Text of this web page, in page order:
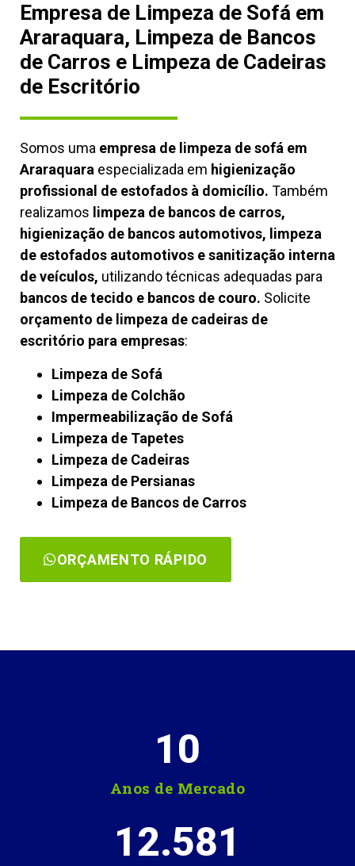
Empresa de Limpeza de Sofá em
Araraquara, Limpeza de Bancos
de Carros e Limpeza de Cadeiras
de Escritório
Somos uma empresa de limpeza de sofá em
Araraquara especializada em higienização
profissional de estofados à domicílio. Também
realizamos limpeza de bancos de carros,
higienização de bancos automotivos, limpeza
de estofados automotivos e sanitização interna
de veículos, utilizando técnicas adequadas para
bancos de tecido e bancos de couro. Solicite
orçamento de limpeza de cadeiras de
escritório para empresas:
Limpeza de Sofá
Limpeza de Colchão
Impermeabilização de Sofá
Limpeza de Tapetes
Limpeza de Cadeiras
Limpeza de Persianas
Limpeza de Bancos de Carros
ORÇAMENTO RÁPIDO
Anos de Mercado
10
12.581